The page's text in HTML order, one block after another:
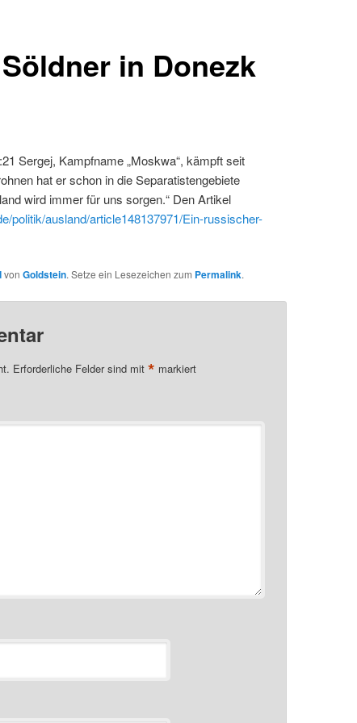
in Donezk
Sergej, Kampfname „Moskwa“, kämpft seit
hat er schon in die Separatistengebiete
wird immer für uns sorgen.“ Den Artikel
politik/ausland/article148137971/Ein-russischer-
von Goldstein. Setze ein Lesezeichen zum Permalink.
Erforderliche Felder sind mit * markiert